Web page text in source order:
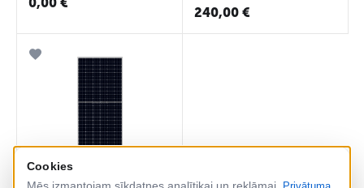
240,00 €
Cookies